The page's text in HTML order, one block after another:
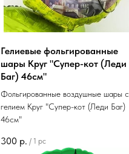
Гелиевые фольгированные
шары Круг "Супер-кот (Леди
Баг) 46см"
Фольгированные воздушные шары с
гелием Круг "Супер-кот (Леди Баг)
46см"
300 р. / 1 pc